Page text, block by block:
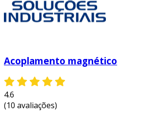
também aumenta a confiabilidade e a
dos sistemas.
Acoplamento magnético
4.6
(10 avaliações)